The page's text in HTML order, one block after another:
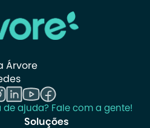
Árvore
ajuda? Fale com a gente!
Soluções